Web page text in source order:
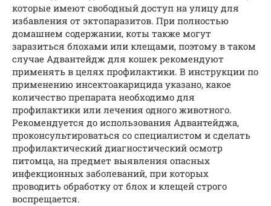
которые имеют свободный доступ на улицу для
избавления от эктопаразитов. При полностью
домашнем содержании, коты также могут
заразиться блохами или клещами, поэтому в таком
случае Адвантейдж для кошек рекомендуют
применять в целях профилактики. В инструкции по
применению инсектоакарицида указано, какое
количество препарата необходимо для
профилактики или лечения одного животного.
Рекомендуется до использования Адвантейджа,
проконсультироваться со специалистом и сделать
профилактический диагностический осмотр
питомца, на предмет выявления опасных
инфекционных заболеваний, при которых
проводить обработку от блох и клещей строго
воспрещается.